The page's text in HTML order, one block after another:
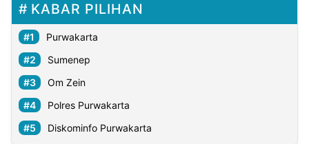
KABAR PILIHAN
Purwakarta
Sumenep
Om Zein
Polres Purwakarta
Diskominfo Purwakarta